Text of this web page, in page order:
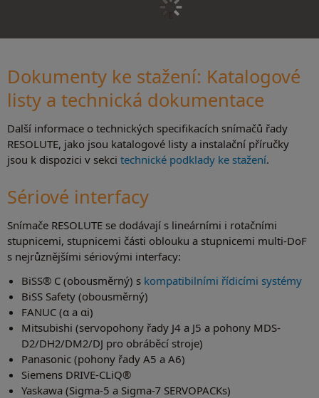
Dokumenty ke stažení: Katalogové
listy a technická dokumentace
Další informace o technických specifikacích snímačů řady
RESOLUTE, jako jsou katalogové listy a instalační příručky
jsou k dispozici v sekci technické podklady ke stažení.
Sériové interfacy
Snímače RESOLUTE se dodávají s lineárními i rotačními
stupnicemi, stupnicemi části oblouku a stupnicemi multi-DoF
s nejrůznějšími sériovými interfacy:
BiSS® C (obousměrný) s kompatibilními řídicími systémy
BiSS Safety (obousměrný)
FANUC (α a αi)
Mitsubishi (servopohony řady J4 a J5 a pohony MDS-
D2/DH2/DM2/DJ pro obráběcí stroje)
Panasonic (pohony řady A5 a A6)
Siemens DRIVE-CLiQ®
Yaskawa (Sigma-5 a Sigma-7 SERVOPACKs)